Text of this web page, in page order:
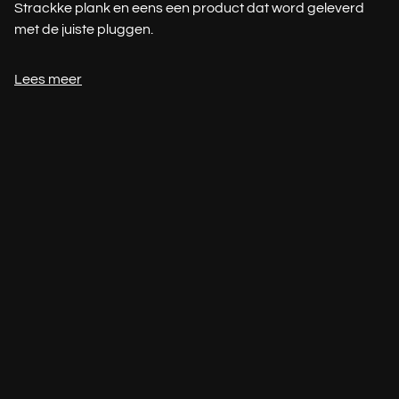
Strackke plank en eens een product dat word geleverd
met de juiste pluggen.
Lees meer